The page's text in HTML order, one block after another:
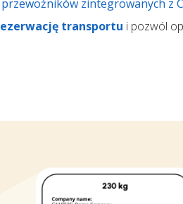
przewoźników zintegrowanych z
transportu i pozwól